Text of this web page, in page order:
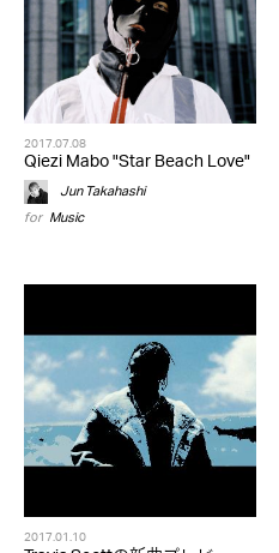
2017.07.08
Qiezi Mabo "Star Beach Love"
Jun Takahashi
for Music
2017.01.10